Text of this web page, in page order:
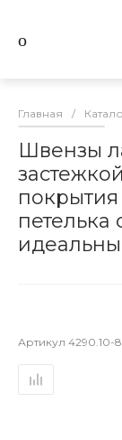
Главная /
Швензы
покрытия
петелька
Артикул 4290.10-